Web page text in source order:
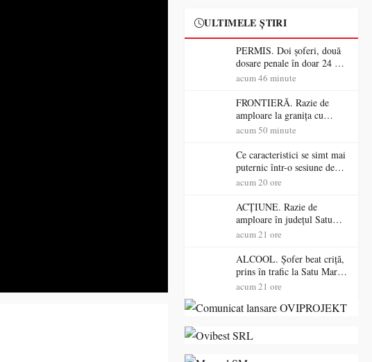
ULTIMELE ȘTIRI
PERMIS. Doi șoferi, două
dosare penale în doar 24 de
ore la Petea! Unul avea
nu a avut niciodată permis
acum 46 minute
FRONTIERĂ. Razie de
amploare la granița cu
Ungaria! 800 de persoane și
verificate
acum 50 minute
Ce caracteristici se simt mai
puternic într-o sesiune de
distracție la sloturi online:
RTP?
acum 20 ore
ACȚIUNE. Razie de
amploare în județul Satu
Mare! Polițiștii au dat sute
șoferi fără permis într-o
singură zi
acum 21 ore
ALCOOL. Șofer beat criță,
prins în trafic la Satu Mare!
Alcoolemie uriașă
acum 21 ore